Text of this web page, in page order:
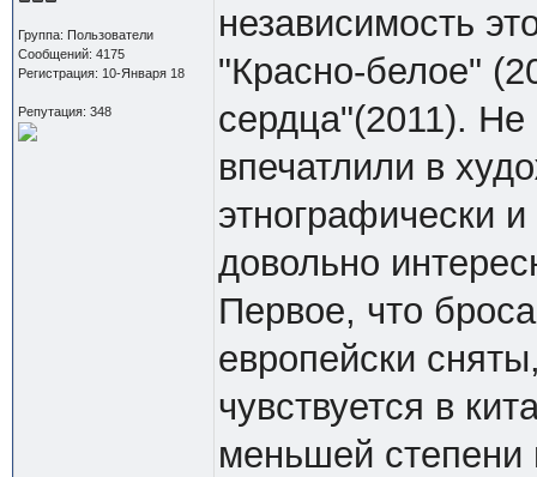
Группа: Пользователи
Сообщений: 4175
Регистрация: 10-Января 18
Репутация: 348
независимость
"Красно-белое"
сердца"(2011). Не
впечатлили в
этнографически и
довольно
Первое, что
европейски
чувствуется в
меньшей степени